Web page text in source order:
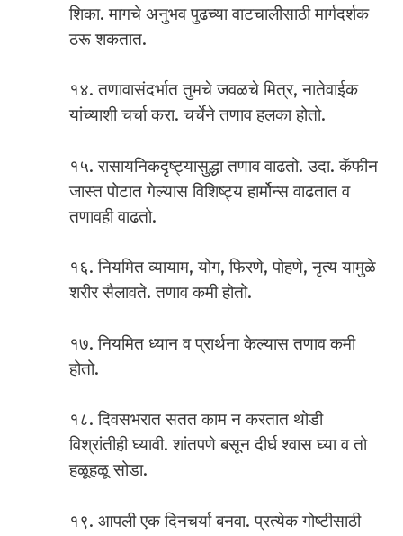
शिका. मागचे अनुभव पुढच्या वाटचालीसाठी मार्गदर्शक
ठरू शकतात.
१४. तणावासंदर्भात तुमचे जवळचे मित्र, नातेवाईक
यांच्याशी चर्चा करा. चर्चेने तणाव हलका होतो.
१५. रासायनिकदृष्ट्यासुद्धा तणाव वाढतो. उदा. कॅफीन
जास्त पोटात गेल्यास विशिष्ट्य हार्मोन्स वाढतात व
तणावही वाढतो.
१६. नियमित व्यायाम, योग, फिरणे, पोहणे, नृत्य यामुळे
शरीर सैलावते. तणाव कमी होतो.
१७. नियमित ध्यान व प्रार्थना केल्यास तणाव कमी
होतो.
१८. दिवसभरात सतत काम न करतात थोडी
विश्रांतीही घ्यावी. शांतपणे बसून दीर्घ श्वास घ्या व तो
हळूहळू सोडा.
१९. आपली एक दिनचर्या बनवा. प्रत्येक गोष्टीसाठी